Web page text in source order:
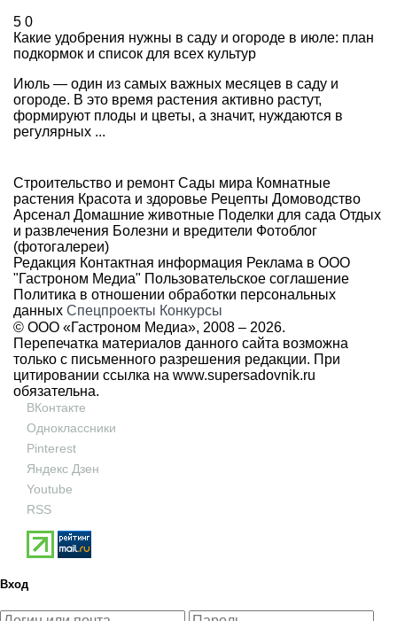
5 0
Какие удобрения нужны в саду и огороде в июле: план
подкормок и список для всех культур
Июль — один из самых важных месяцев в саду и
огороде. В это время растения активно растут,
формируют плоды и цветы, а значит, нуждаются в
регулярных ...
Строительство и ремонт Сады мира Комнатные
растения Красота и здоровье Рецепты Домоводство
Арсенал Домашние животные Поделки для сада Отдых
и развлечения Болезни и вредители Фотоблог
(фотогалереи)
Редакция Контактная информация Реклама в ООО
"Гастроном Медиа" Пользовательское соглашение
Политика в отношении обработки персональных
данных Спецпроекты Конкурсы
© ООО «Гастроном Медиа», 2008 – 2026.
Перепечатка материалов данного сайта возможна
только с письменного разрешения редакции. При
цитировании ссылка на www.supersadovnik.ru
обязательна.
ВКонтакте
Одноклассники
Pinterest
Яндекс Дзен
Youtube
RSS
Вход